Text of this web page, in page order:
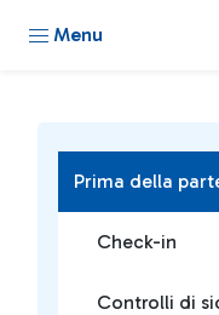
Menu
Prima della
Check-in
Controlli di